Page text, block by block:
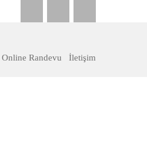
Online Randevu İletişim